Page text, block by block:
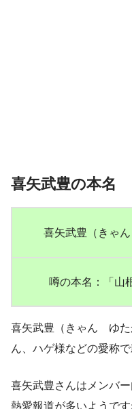
喜矢武豊の本名
喜矢武豊（きゃ
噂の本名：「山
喜矢武豊（きゃん ゆた
ん、ハゲ様などの愛称
喜矢武豊さんはメンバ
熱愛報道が多いようです